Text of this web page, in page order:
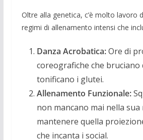
Oltre alla genetica, c’è molto lavoro
regimi di allenamento intensi che
Danza Acrobatica:Ore di
coreografiche che bruciano
tonificano i glutei.
Allenamento Funzionale:
non mancano mai nella
mantenere quella
che incanta i social.